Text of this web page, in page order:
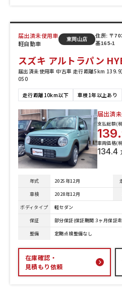
届出済未使用車
軽自動車
東岡山店
住所: 〒
基165-1
スズキ アルトラパン
届出済未使用車 中古車 走行距離5km
050
走行距離10km以下 車検1年以上あり
届出済
支払総額(
車両価格(
134.4
年式 2025年12月
車検
2028年12月
ボディタイプ
軽セダン
保証
部分保証(保証期間:3ヶ月保証
整備
定期点検整備なし
在庫確認・
見積もり依頼